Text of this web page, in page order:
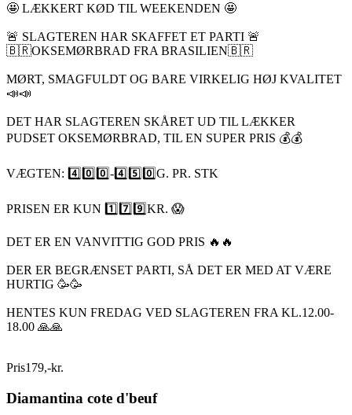
🤩 LÆKKERT KØD TIL WEEKENDEN 🤩
🚨 SLAGTEREN HAR SKAFFET ET PARTI 🚨
🇧🇷OKSEMØRBRAD FRA BRASILIEN🇧🇷
MØRT, SMAGFULDT OG BARE VIRKELIG HØJ KVALITET
📣📣
DET HAR SLAGTEREN SKÅRET UD TIL LÆKKER
PUDSET OKSEMØRBRAD, TIL EN SUPER PRIS 💰💰
VÆGTEN: 4️⃣0️⃣0️⃣-4️⃣5️⃣0️⃣G. PR. STK
PRISEN ER KUN 1️⃣7️⃣9️⃣KR. 😱
DET ER EN VANVITTIG GOD PRIS 🔥🔥
DER ER BEGRÆNSET PARTI, SÅ DET ER MED AT VÆRE
HURTIG 🥳🥳
HENTES KUN FREDAG VED SLAGTEREN FRA KL.12.00-
18.00 🙏🙏
Pris179,-kr.
Diamantina cote d'beuf